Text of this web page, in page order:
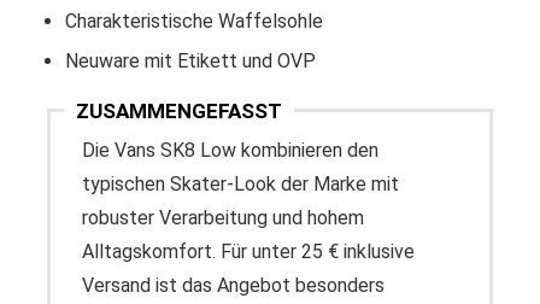
Charakteristische Waffelsohle
Neuware mit Etikett und OVP
ZUSAMMENGEFASST
Die Vans SK8 Low kombinieren den
typischen Skater-Look der Marke mit
robuster Verarbeitung und hohem
Alltagskomfort. Für unter 25 € inklusive
Versand ist das Angebot besonders